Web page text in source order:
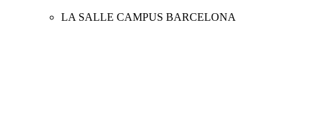
LA SALLE CAMPUS BARCELONA